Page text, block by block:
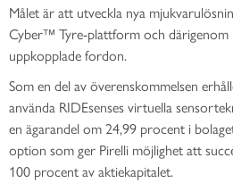
Målet är att utveckla nya
Cyber™ Tyre-plattform och därigenom
uppkopplade fordon.
Som en del av överenskommelsen
använda RIDEsenses virtuella
en ägarandel om 24,99 procent i
option som ger Pirelli möjlighet att
100 procent av aktiekapitalet.